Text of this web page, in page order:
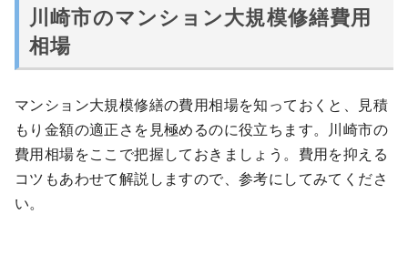
川崎市のマンション大規模修繕費用
相場
マンション大規模修繕の費用相場を知っておくと、見積
もり金額の適正さを見極めるのに役立ちます。川崎市の
費用相場をここで把握しておきましょう。費用を抑える
コツもあわせて解説しますので、参考にしてみてくださ
い。